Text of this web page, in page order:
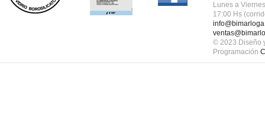
Lunes a
17:00 Hs
© 2023 Diseño
Programación